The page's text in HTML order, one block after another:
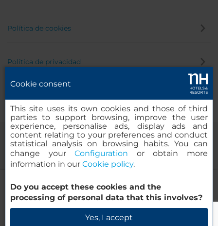
NH Buenos Aires Latino
Verificar disponibilidad
Política de cookies
Política de privacidad
© 2000-2026 MINOR HOTELS EUROPE & AMERICAS Santa Engracia,
120. 28003 Madrid, España
Cookie consent
This site uses its own cookies and those of third
parties to support browsing, improve the user
experience, personalise ads, display ads and
content relating to your preferences and conduct
statistical analysis on browsing habits. You can
change yourConfiguration or obtain more
information in our Cookie policy.
Do you accept these cookies and the
processing of personal data that this involves?
Yes, I accept